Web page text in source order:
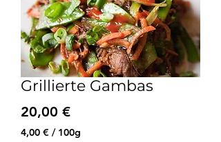
Grillierte Gambas
20,00 €Precio
4,00 € / 100g